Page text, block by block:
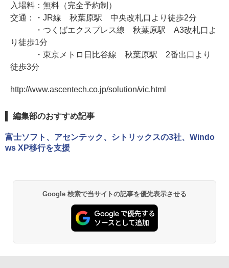
入場料：無料（完全予約制）
交通：・JR線 秋葉原駅 中央改札口より徒歩2分
・つくばエクスプレス線 秋葉原駅 A3改札口よ
り徒歩1分
・東京メトロ日比谷線 秋葉原駅 2番出口より
徒歩3分
http://www.ascentech.co.jp/solution/vic.html
編集部のおすすめ記事
富士ソフト、アセンテック、シトリックスの3社、Windo
ws XP移行を支援
Google 検索で当サイトの記事を優先表示させる